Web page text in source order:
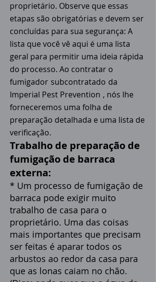
proprietário. Observe que essas
etapas são obrigatórias e devem ser
concluídas para sua segurança: A
lista que você vê aqui é uma lista
geral para permitir uma ideia rápida
do processo. Ao contratar o
fumigador subcontratado da
Imperial Pest Prevention , nós lhe
forneceremos uma folha de
preparação detalhada e uma lista de
verificação.
Trabalho de preparação de
fumigação de barraca
externa:
* Um processo de fumigação de
barraca pode exigir muito
trabalho de casa para o
proprietário. Uma das coisas
mais importantes que precisam
ser feitas é aparar todos os
arbustos ao redor da casa para
que as lonas caiam no chão.